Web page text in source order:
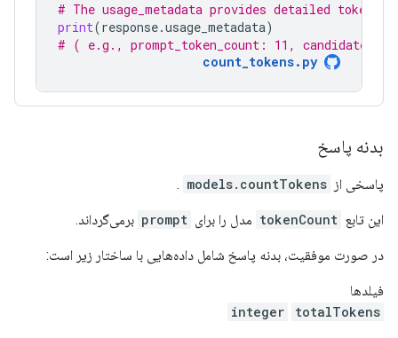
# The usage_metadata provides detailed token
print(response.usage_metadata)
# ( e.g., prompt_token_count: 11,
count_tokens.py
بدنه پاسخ
پاسخی از models.countTokens
.
این تابع tokenCount مدل را برای prompt برمی‌گرداند.
در صورت موفقیت، بدنه پاسخ شامل داده‌هایی با ساختار زیر است:
فیلدها
integer
totalTokens